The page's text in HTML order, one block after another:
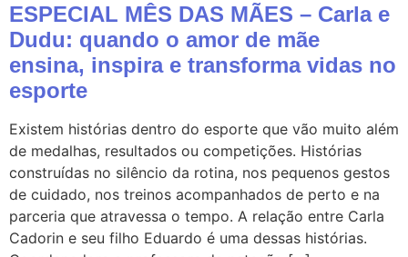
ESPECIAL MÊS DAS MÃES – Carla e
Dudu: quando o amor de mãe
ensina, inspira e transforma vidas no
esporte
Existem histórias dentro do esporte que vão muito além
de medalhas, resultados ou competições. Histórias
construídas no silêncio da rotina, nos pequenos gestos
de cuidado, nos treinos acompanhados de perto e na
parceria que atravessa o tempo. A relação entre Carla
Cadorin e seu filho Eduardo é uma dessas histórias.